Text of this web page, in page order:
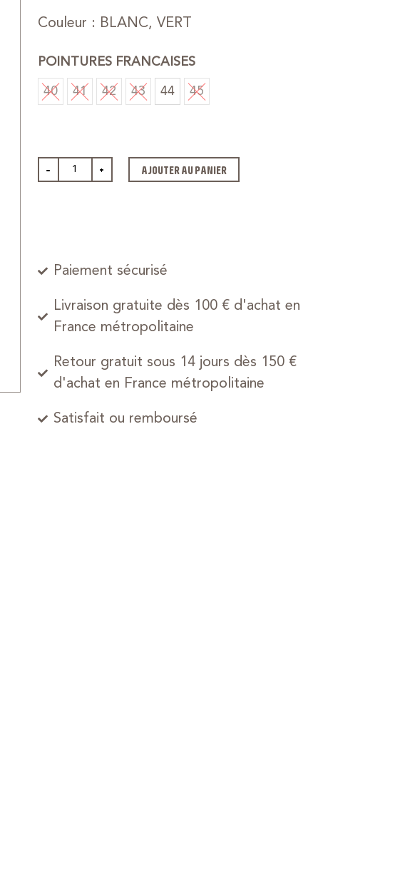
Couleur : BLANC, VERT
POINTURES FRANCAISES
40 41 42 43 44 45
- + AJOUTER AU PANIER
Paiement sécurisé
Livraison gratuite dès 100 € d'achat en
France métropolitaine
Retour gratuit sous 14 jours dès 150 €
d'achat en France métropolitaine
Satisfait ou remboursé